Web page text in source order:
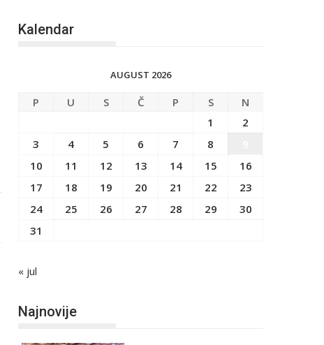
Kalendar
AUGUST 2026
P U S Č P S
N
1
2
3
4 5 6 7 8
10
11 12 13 14 15
16
17
18 19 20 21 22
23
24
25 26 27 28 29
30
31
« jul
Najnovije